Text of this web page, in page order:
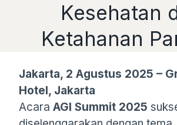
Kesehatan
Ketahanan
Jakarta, 2 Agustus 2025 –
Hotel, Jakarta
Acara AGI Summit 2025